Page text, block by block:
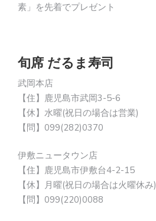
素」を先着でプレゼント
旬席 だるま寿司
武岡本店
【住】鹿児島市武岡3-5-6
【休】水曜(祝日の場合は営業)
【問】099(282)0370
伊敷ニュータウン店
【住】鹿児島市伊敷台4-2-15
【休】月曜(祝日の場合は火曜休み)
【問】099(220)0088